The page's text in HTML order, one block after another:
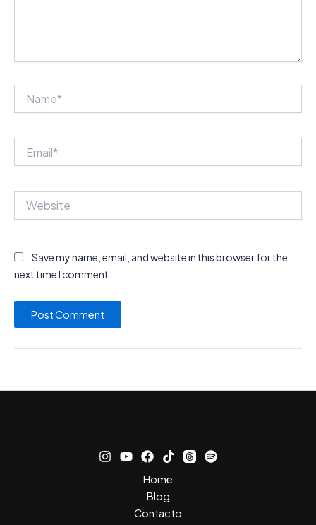
Save my name, email, and website in this browser for the
next time I comment.
Home
Blog
Contacto